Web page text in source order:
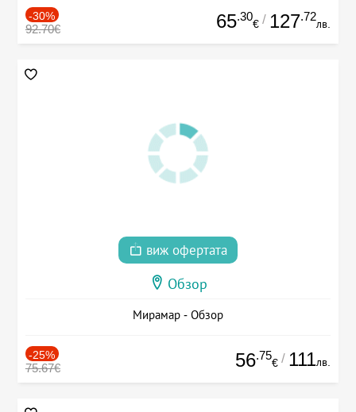
-30%
92.70€ 65.30
€ / 127.72
лв.
виж офертата
Обзор
Мирамар - Обзор
-25%
75.67€ 56.75
€ / 111лв.